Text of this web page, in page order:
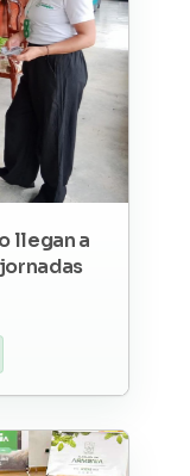
llegan a